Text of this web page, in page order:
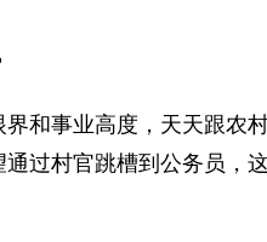
和事业高度，天天跟农
过村官跳槽到公务员，